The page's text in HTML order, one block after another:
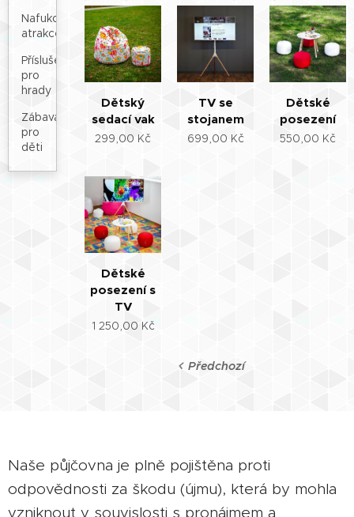
Nafukovací
atrakce
Příslušenství
pro
hrady
Zábava
pro
děti
Dětský
sedací vak
299,00 Kč
TV se
stojanem
699,00 Kč
Dětské
posezení
550,00 Kč
Dětské
posezení s
TV
1 250,00 Kč
Předchozí
Naše půjčovna je plně pojištěna proti
odpovědnosti za škodu (újmu), která by mohla
vzniknout v souvislosti s pronájmem a